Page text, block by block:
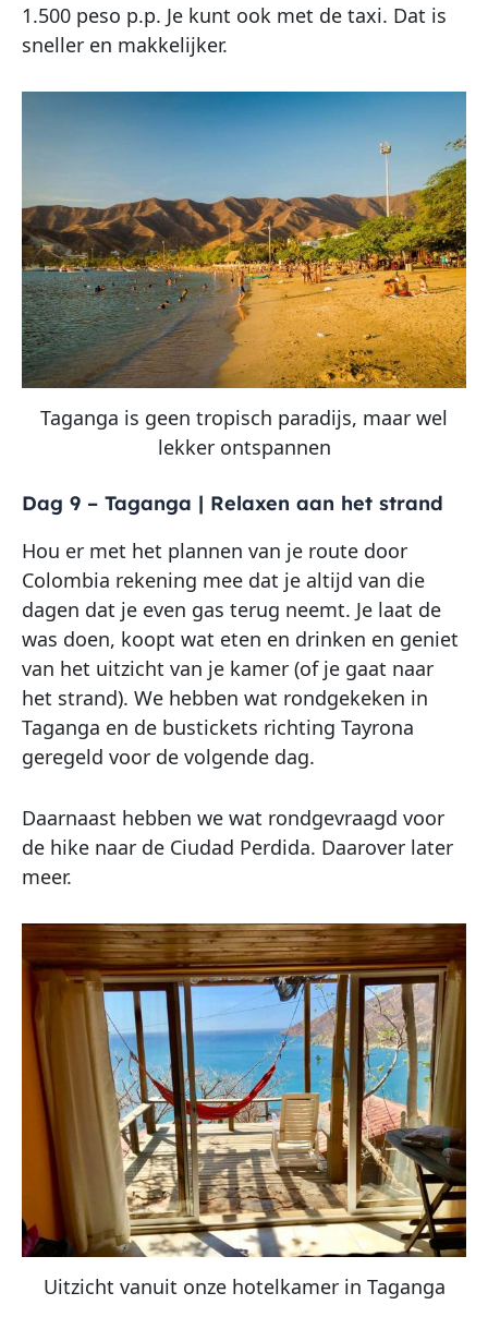
1.500 peso p.p. Je kunt ook met de taxi. Dat is
sneller en makkelijker.
Taganga is geen tropisch paradijs, maar wel
lekker ontspannen
Dag 9 – Taganga | Relaxen aan het strand
Hou er met het plannen van je route door
Colombia rekening mee dat je altijd van die
dagen dat je even gas terug neemt. Je laat de
was doen, koopt wat eten en drinken en geniet
van het uitzicht van je kamer (of je gaat naar
het strand). We hebben wat rondgekeken in
Taganga en de bustickets richting Tayrona
geregeld voor de volgende dag.
Daarnaast hebben we wat rondgevraagd voor
de hike naar de Ciudad Perdida. Daarover later
meer.
Uitzicht vanuit onze hotelkamer in Taganga